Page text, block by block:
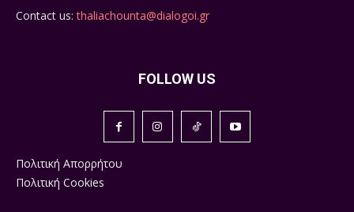
Contact us:thaliachounta@dialogoi.gr
FOLLOW US
Πολιτική Απορρήτου
Πολιτική Cookies